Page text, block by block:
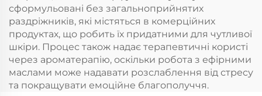
сформульовані без загальноприйнятих
раздріжників, які містяться в комерційних
продуктах, що робить їх придатними для чутливої
шкіри. Процес також надає терапевтичні користі
через ароматерапію, оскільки робота з ефірними
маслами може надавати розслаблення від стресу
та покращувати емоційне благополуччя.